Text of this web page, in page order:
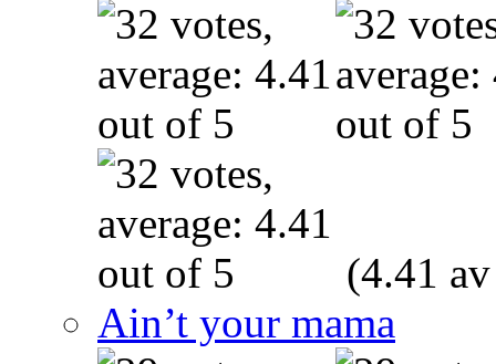
(4.41
Ain’t your mama